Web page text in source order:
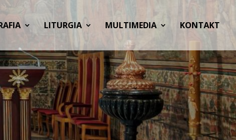
LITURGIA MULTIMEDIA KONTAKT